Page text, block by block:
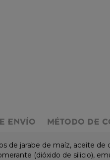
ENVÍO MÉTODO DE
de jarabe de maíz, aceite
(dióxido de silicio),